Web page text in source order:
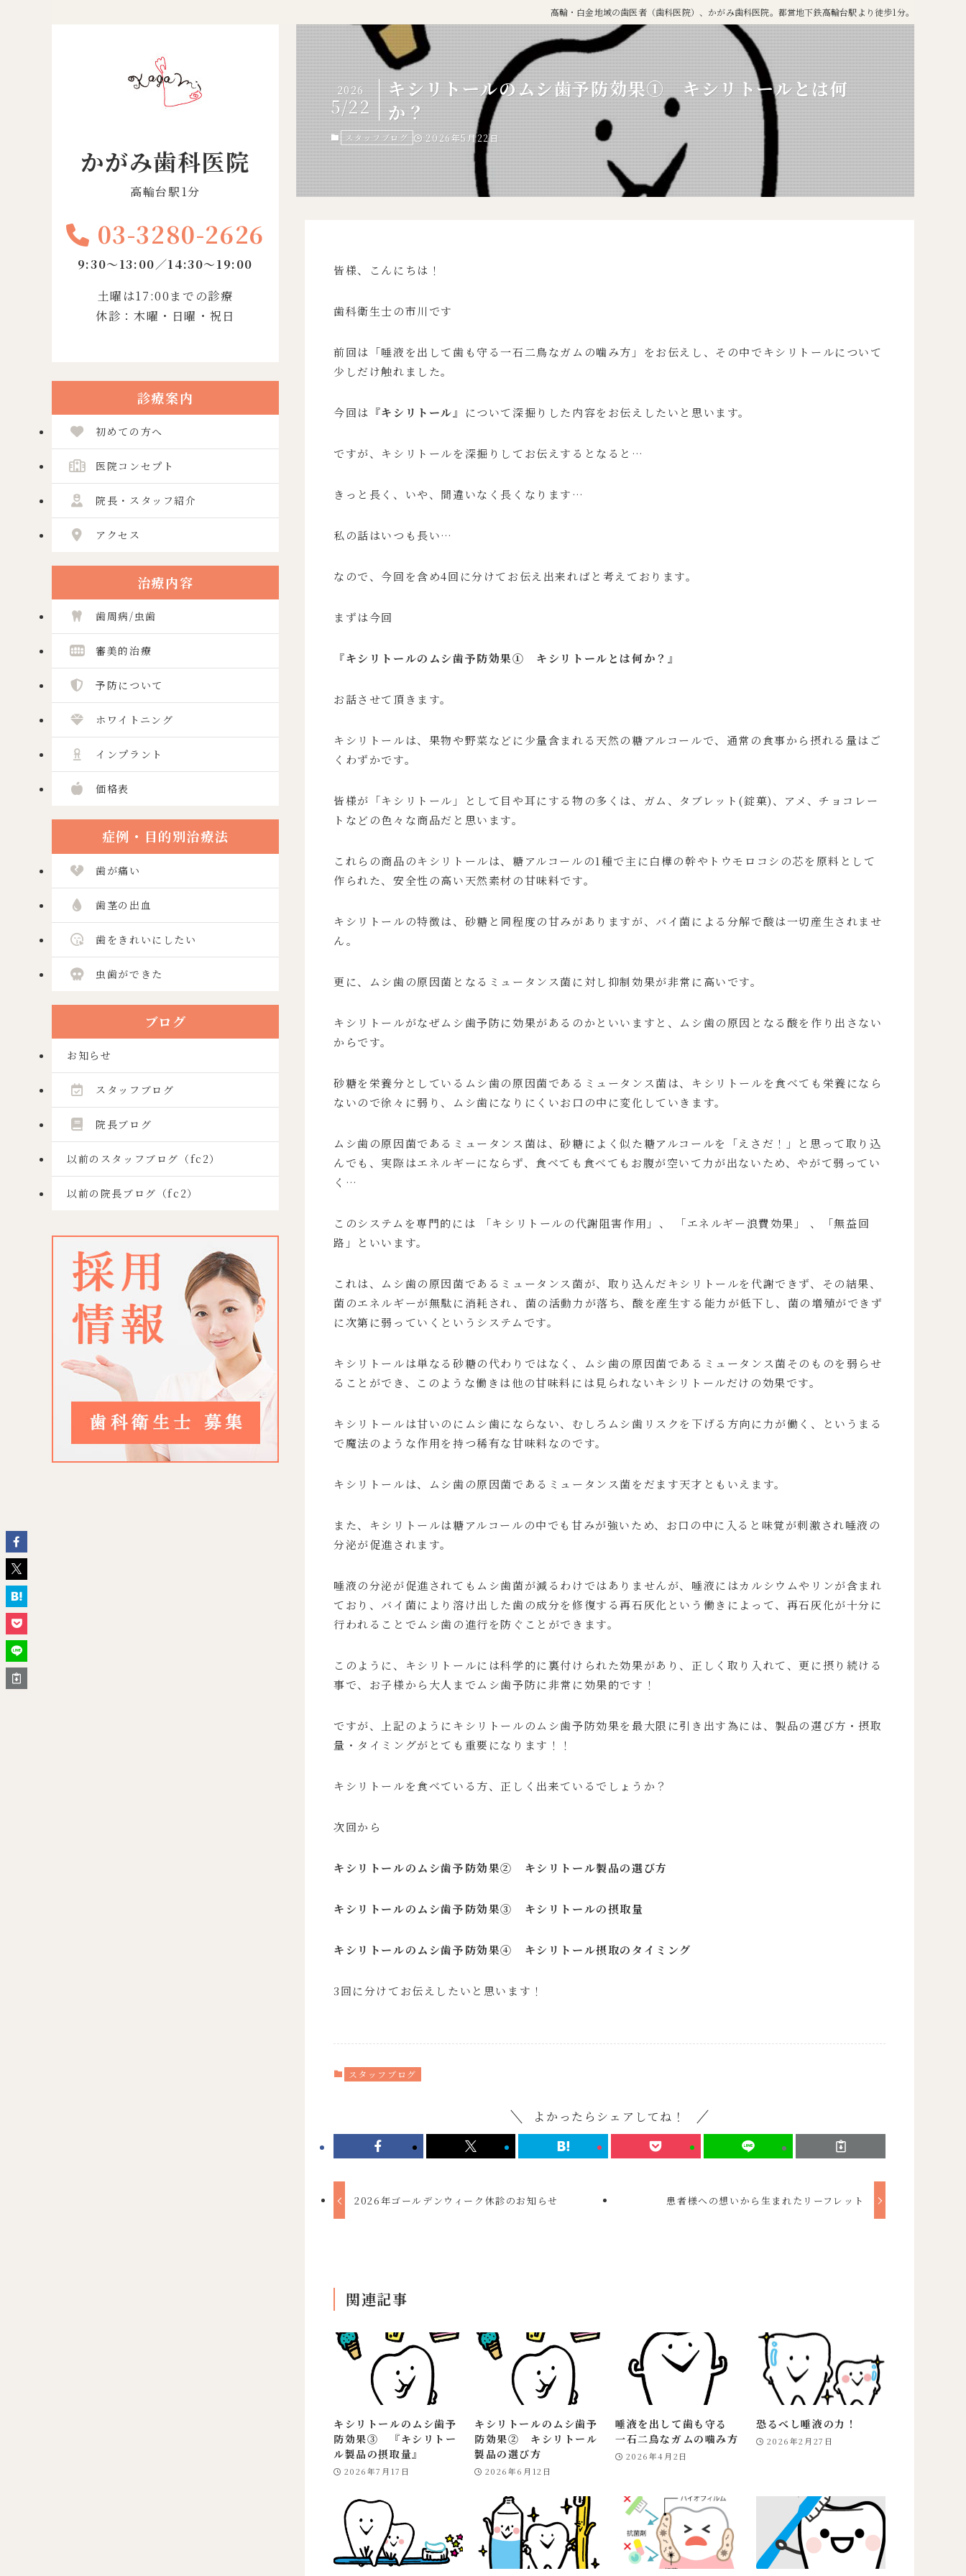
高輪・白金地域の歯医者（歯科医院）、かがみ歯科医院。都営地下鉄高輪台駅より徒歩1分。
かがみ歯科医院
高輪台駅1分
03-3280-2626
9:30〜13:00／14:30〜19:00
土曜は17:00までの診療
休診：木曜・日曜・祝日
キシリトールのムシ歯予防効果① キシリトールとは何
か？
2026
5/22
スタッフブログ 2026年5月22日
皆様、こんにちは！
歯科衛生士の市川です
前回は「唾液を出して歯も守る一石二鳥なガムの噛み方」をお伝えし、その中でキシリトールについて
少しだけ触れました。
今回は 『キシリトール』 について深掘りした内容をお伝えしたいと思います。
ですが、キシリトールを深掘りしてお伝えするとなると…
きっと長く、いや、間違いなく長くなります…
私の話はいつも長い…
なので、今回を含め4回に分けてお伝え出来ればと考えております。
まずは今回
『キシリトールのムシ歯予防効果① キシリトールとは何か？』
お話させて頂きます。
キシリトールは、果物や野菜などに少量含まれる天然の糖アルコールで、通常の食事から摂れる量はご
くわずかです。
皆様が「キシリトール」として目や耳にする物の多くは、ガム、タブレット(錠菓)、アメ、チョコレー
トなどの色々な商品だと思います。
これらの商品のキシリトールは、糖アルコールの1種で主に白樺の幹やトウモロコシの芯を原料として
作られた、安全性の高い天然素材の甘味料です。
キシリトールの特徴は、砂糖と同程度の甘みがありますが、バイ菌による分解で酸は一切産生されませ
ん。
更に、ムシ歯の原因菌となるミュータンス菌に対し抑制効果が非常に高いです。
キシリトールがなぜムシ歯予防に効果があるのかといいますと、ムシ歯の原因となる酸を作り出さない
からです。
砂糖を栄養分としているムシ歯の原因菌であるミュータンス菌は、キシリトールを食べても栄養になら
ないので徐々に弱り、ムシ歯になりにくいお口の中に変化していきます。
ムシ歯の原因菌であるミュータンス菌は、砂糖によく似た糖アルコールを「えさだ！」と思って取り込
んでも、実際はエネルギーにならず、食べても食べてもお腹が空いて力が出ないため、やがて弱ってい
く…
このシステムを専門的には 「キシリトールの代謝阻害作用」、 「エネルギー浪費効果」 、「無益回
路」といいます。
これは、ムシ歯の原因菌であるミュータンス菌が、取り込んだキシリトールを代謝できず、その結果、
菌のエネルギーが無駄に消耗され、菌の活動力が落ち、酸を産生する能力が低下し、菌の増殖ができず
に次第に弱っていくというシステムです。
キシリトールは単なる砂糖の代わりではなく、ムシ歯の原因菌であるミュータンス菌そのものを弱らせ
ることができ、このような働きは他の甘味料には見られないキシリトールだけの効果です。
キシリトールは甘いのにムシ歯にならない、むしろムシ歯リスクを下げる方向に力が働く、というまる
で魔法のような作用を持つ稀有な甘味料なのです。
キシリトールは、ムシ歯の原因菌であるミュータンス菌をだます天才ともいえます。
また、キシリトールは糖アルコールの中でも甘みが強いため、お口の中に入ると味覚が刺激され唾液の
分泌が促進されます。
唾液の分泌が促進されてもムシ歯菌が減るわけではありませんが、唾液にはカルシウムやリンが含まれ
ており、バイ菌により溶け出した歯の成分を修復する再石灰化という働きによって、再石灰化が十分に
行われることでムシ歯の進行を防ぐことができます。
このように、キシリトールには科学的に裏付けられた効果があり、正しく取り入れて、更に摂り続ける
事で、お子様から大人までムシ歯予防に非常に効果的です！
ですが、上記のようにキシリトールのムシ歯予防効果を最大限に引き出す為には、製品の選び方・摂取
量・タイミングがとても重要になります！！
キシリトールを食べている方、正しく出来ているでしょうか？
次回から
キシリトールのムシ歯予防効果② キシリトール製品の選び方
キシリトールのムシ歯予防効果③ キシリトールの摂取量
キシリトールのムシ歯予防効果④ キシリトール摂取のタイミング
3回に分けてお伝えしたいと思います！
スタッフブログ
よかったらシェアしてね！
2026年ゴールデンウィーク休診のお知らせ 患者様への想いから生まれたリーフレット
関連記事
キシリトールのムシ歯予
防効果③ 『キシリトー
ル製品の摂取量』
2026年7月17日
キシリトールのムシ歯予
防効果② キシリトール
製品の選び方
2026年6月12日
唾液を出して歯も守る
一石二鳥なガムの噛み方
2026年4月2日
恐るべし唾液の力！
2026年2月27日
診療案内
初めての方へ
医院コンセプト
院長・スタッフ紹介
アクセス
治療内容
歯周病/虫歯
審美的治療
予防について
ホワイトニング
インプラント
価格表
症例・目的別治療法
歯が痛い
歯茎の出血
歯をきれいにしたい
虫歯ができた
ブログ
お知らせ
スタッフブログ
院長ブログ
以前のスタッフブログ（fc2）
以前の院長ブログ（fc2）